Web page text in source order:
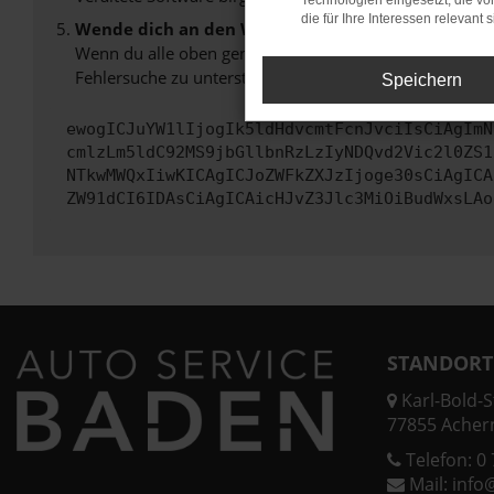
Wende dich an den Webseitenbetreiber.
Wenn du alle oben genannten Schritte versucht hast,
Fehlersuche zu unterstützen:
Karl-Bold-
77855
Telefon: 0
Mail:
die für Ihre Interessen relevant
Speichern